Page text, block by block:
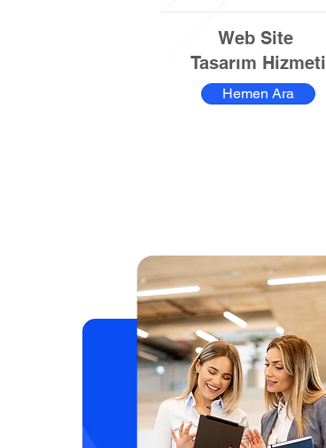
Web Site
Tasarım Hizmeti
Hemen Ara